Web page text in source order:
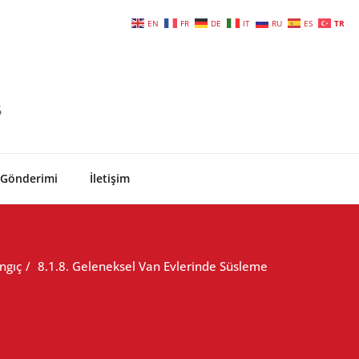
İletişim
8.1.8. Geleneksel Van Evlerinde Süsleme
EN FR DE IT RU ES TR